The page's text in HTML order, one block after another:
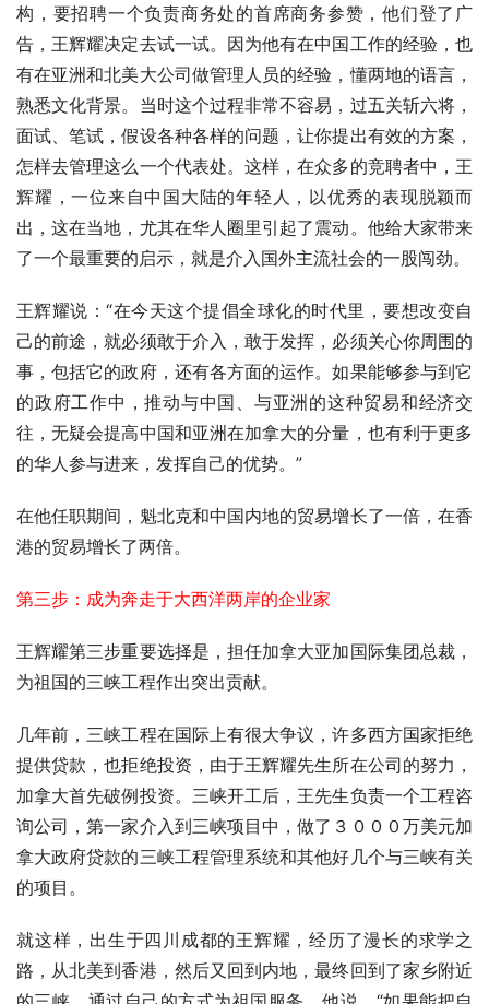
构，要招聘一个负责商务处的首席商务参赞，他们登了广
告，王辉耀决定去试一试。因为他有在中国工作的经验，也
有在亚洲和北美大公司做管理人员的经验，懂两地的语言，
熟悉文化背景。当时这个过程非常不容易，过五关斩六将，
面试、笔试，假设各种各样的问题，让你提出有效的方案，
怎样去管理这么一个代表处。这样，在众多的竞聘者中，王
辉耀，一位来自中国大陆的年轻人，以优秀的表现脱颖而
出，这在当地，尤其在华人圈里引起了震动。他给大家带来
了一个最重要的启示，就是介入国外主流社会的一股闯劲。
王辉耀说：“在今天这个提倡全球化的时代里，要想改变自
己的前途，就必须敢于介入，敢于发挥，必须关心你周围的
事，包括它的政府，还有各方面的运作。如果能够参与到它
的政府工作中，推动与中国、与亚洲的这种贸易和经济交
往，无疑会提高中国和亚洲在加拿大的分量，也有利于更多
的华人参与进来，发挥自己的优势。”
在他任职期间，魁北克和中国内地的贸易增长了一倍，在香
港的贸易增长了两倍。
第三步：成为奔走于大西洋两岸的企业家
王辉耀第三步重要选择是，担任加拿大亚加国际集团总裁，
为祖国的三峡工程作出突出贡献。
几年前，三峡工程在国际上有很大争议，许多西方国家拒绝
提供贷款，也拒绝投资，由于王辉耀先生所在公司的努力，
加拿大首先破例投资。三峡开工后，王先生负责一个工程咨
询公司，第一家介入到三峡项目中，做了３０００万美元加
拿大政府贷款的三峡工程管理系统和其他好几个与三峡有关
的项目。
就这样，出生于四川成都的王辉耀，经历了漫长的求学之
路，从北美到香港，然后又回到内地，最终回到了家乡附近